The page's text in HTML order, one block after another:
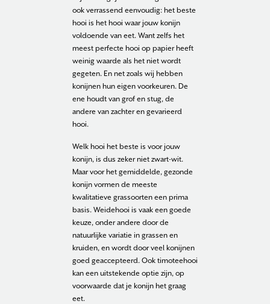
ook verrassend eenvoudig: het beste
hooi is het hooi waar jouw konijn
voldoende van eet. Want zelfs het
meest perfecte hooi op papier heeft
weinig waarde als het niet wordt
gegeten. En net zoals wij hebben
konijnen hun eigen voorkeuren. De
ene houdt van grof en stug, de
andere van zachter en gevarieerd
hooi.
Welk hooi het beste is voor jouw
konijn, is dus zeker niet zwart-wit.
Maar voor het gemiddelde, gezonde
konijn vormen de meeste
kwalitatieve grassoorten een prima
basis. Weidehooi is vaak een goede
keuze, onder andere door de
natuurlijke variatie in grassen en
kruiden, en wordt door veel konijnen
goed geaccepteerd. Ook timoteehooi
kan een uitstekende optie zijn, op
voorwaarde dat je konijn het graag
eet.